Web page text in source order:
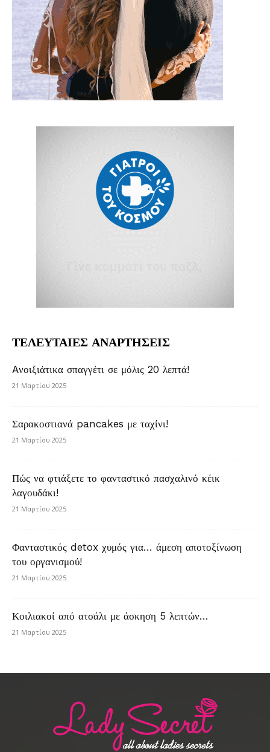
ΤΕΛΕΥΤΑΙΕΣ ΑΝΑΡΤΗΣΕΙΣ
Aνοιξιάτικα σπαγγέτι σε μόλις 20 λεπτά!
21 Μαρτίου 2025
Σαρακοστιανά pancakes με ταχίνι!
21 Μαρτίου 2025
Πώς να φτιάξετε το φανταστικό πασχαλινό κέικ
λαγουδάκι!
21 Μαρτίου 2025
Φανταστικός detox χυμός για… άμεση αποτοξίνωση
του οργανισμού!
21 Μαρτίου 2025
Κοιλιακοί από ατσάλι με άσκηση 5 λεπτών…
21 Μαρτίου 2025